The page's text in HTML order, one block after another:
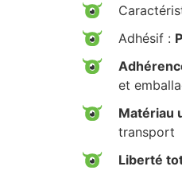
Adhésif :
et
Matériau
transport
Liberté